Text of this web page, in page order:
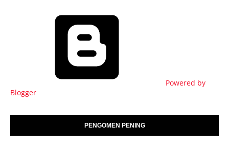
Powered by
Blogger
PENGOMEN PENING